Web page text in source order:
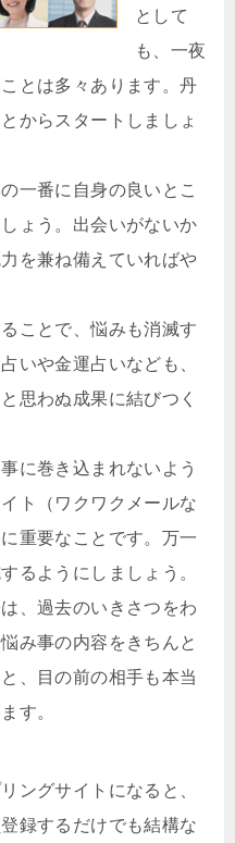
として
も、一夜
とは多々あります。丹
からスタートしましょ
一番に自身の良いとこ
ょう。出会いがないか
を兼ね備えていればや
ことで、悩みも消滅す
いや金運占いなども、
思わぬ成果に結びつく
に巻き込まれないよう
ト（ワクワクメールな
重要なことです。万一
るようにしましょう。
、過去のいきさつをわ
み事の内容をきちんと
、目の前の相手も本当
す。
ングサイトになると、
録するだけでも結構な